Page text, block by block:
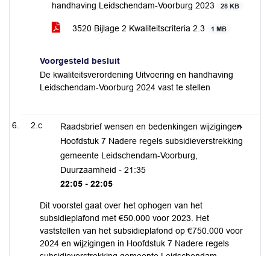
handhaving Leidschendam-Voorburg 2023
28 KB
3520 Bijlage 2 Kwaliteitscriteria 2.3 1 MB
Voorgesteld besluit
De kwaliteitsverordening Uitvoering en handhaving
Leidschendam-Voorburg 2024 vast te stellen
2.c
Raadsbrief wensen en bedenkingen wijzigingen
Hoofdstuk 7 Nadere regels subsidieverstrekking
gemeente Leidschendam-Voorburg,
Duurzaamheid - 21:35
22:05 - 22:05
Dit voorstel gaat over het ophogen van het
subsidieplafond met €50.000 voor 2023. Het
vaststellen van het subsidieplafond op €750.000 voor
2024 en wijzigingen in Hoofdstuk 7 Nadere regels